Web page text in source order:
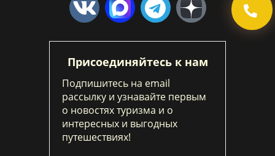
Присоединяйтесь к нам
Подпишитесь на email
рассылку и узнавайте первым
о новостях туризма и о
интересных и выгодных
путешествиях!